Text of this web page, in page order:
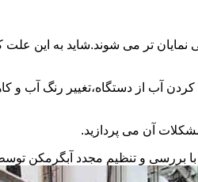
تر می شوند.شاید به این علت
آب از دستگاه،تغییر رنگ آب و
آن می پردازید.
بررسی و تنظیم مجدد آبگرمکن